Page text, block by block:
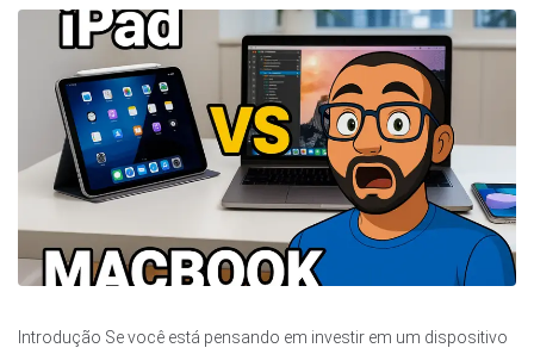
Introdução Se você está pensando em investir em um dispositivo